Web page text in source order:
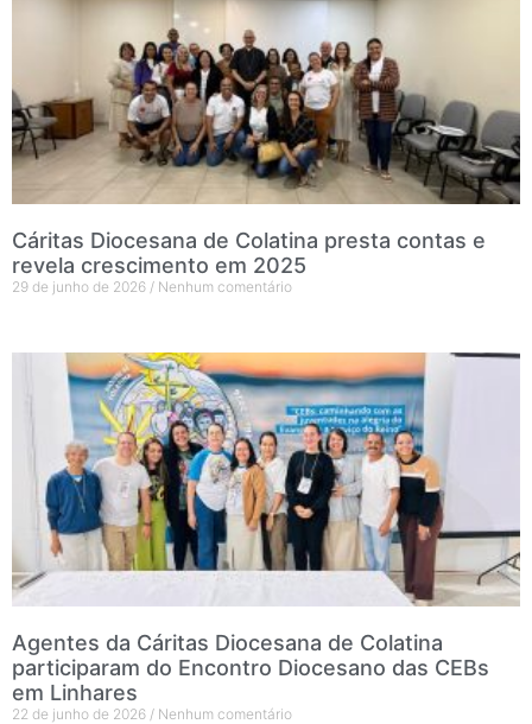
Cáritas Diocesana de Colatina presta contas e
revela crescimento em 2025
29 de junho de 2026 Nenhum comentário
Agentes da Cáritas Diocesana de Colatina
participaram do Encontro Diocesano das CEBs
em Linhares
22 de junho de 2026 Nenhum comentário